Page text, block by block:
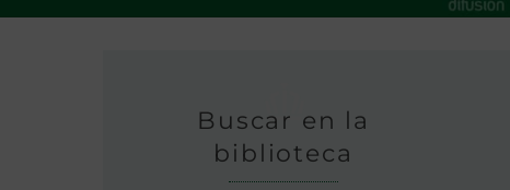
Buscar en la
biblioteca